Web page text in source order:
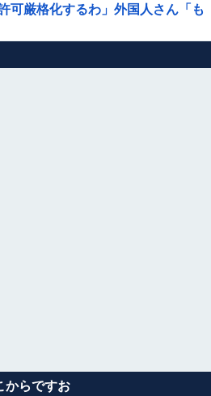
可厳格化するわ」外国人さん「も
からですお